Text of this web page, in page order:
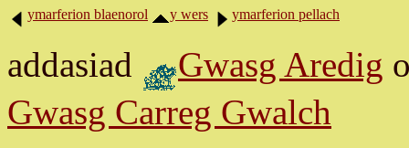
ymarferion blaenorol y wers ymarferion pellach
addasiad Gwasg Aredig
Gwasg Carreg Gwalch